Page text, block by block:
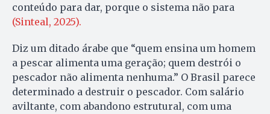
conteúdo para dar, porque o sistema não para
(Sinteal, 2025).
Diz um ditado árabe que “quem ensina um homem
a pescar alimenta uma geração; quem destrói o
pescador não alimenta nenhuma.” O Brasil parece
determinado a destruir o pescador. Com salário
aviltante, com abandono estrutural, com uma